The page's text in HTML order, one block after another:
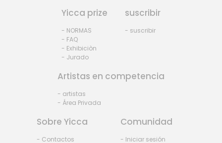
Yicca prize
- NORMAS
- FAQ
- Exhibiciòn
- Jurado
suscribir
- suscribir
Artistas en competencia
- artistas
- Área Privada
Sobre Yicca
- Contactos
Comunidad
- Iniciar sesión